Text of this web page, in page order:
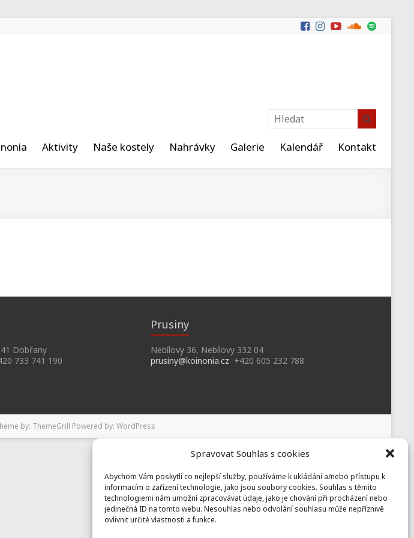
Spravovat Souhlas s cookies
Abychom Vám poskytli co nejlepší služby, používáme k ukládání a/nebo přístupu k
informacím o zařízení technologie, jako jsou soubory cookies. Souhlas s těmito
technologiemi nám umožní zpracovávat údaje, jako je chování při procházení nebo
jedinečná ID na tomto webu. Nesouhlas nebo odvolání souhlasu může nepříznivě
ovlivnit určité vlastnosti a funkce.
Aktivity Naše kostely Nahrávky Galerie Kalendář Kontakt
Dobřany
733 741 190
Prusiny
Nebílovy 36, Nebílovy 332 04
prusiny@koinonia.cz +420 605 232 788
by: ThemeGrill Powered by: WordPress